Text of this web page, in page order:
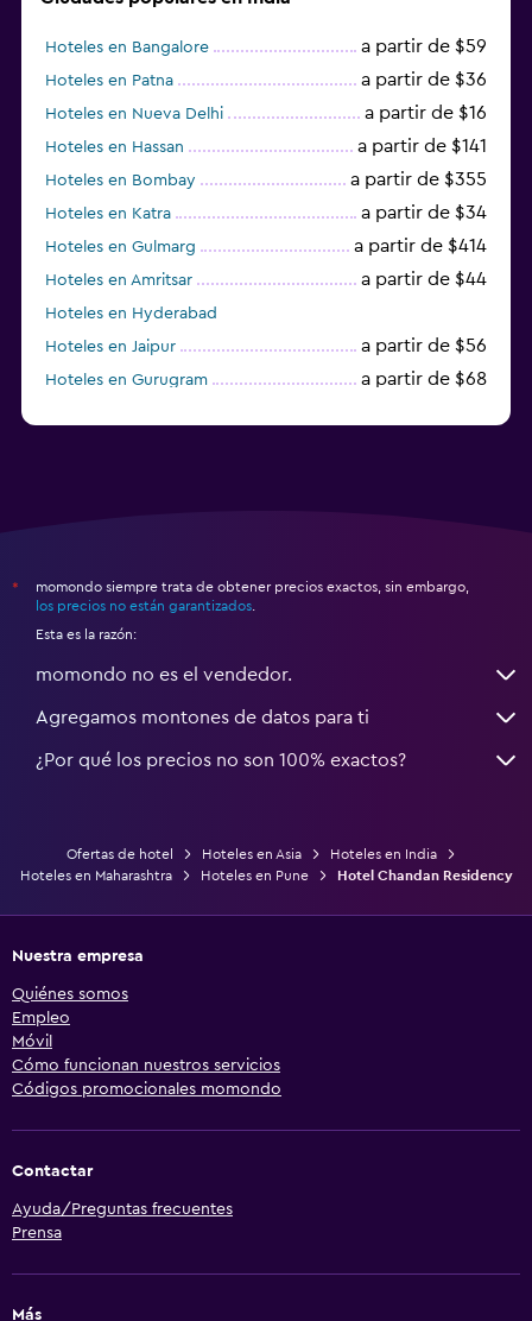
Hoteles en Bangalore a partir de $59
Hoteles en Patna a partir de $36
Hoteles en Nueva Delhi a partir de $16
Hoteles en Hassan a partir de $141
Hoteles en Bombay a partir de $355
Hoteles en Katra a partir de $34
Hoteles en Gulmarg a partir de $414
Hoteles en Amritsar a partir de $44
Hoteles en Hyderabad
Hoteles en Jaipur
a partir de $56
Hoteles en Gurugram a partir de $68
*
momondo siempre trata de obtener precios exactos, sin embargo,
los precios no están garantizados
Esta es la razón:
momondo no es el vendedor.
Agregamos montones de datos para ti
¿Por qué los precios no son 100% exactos?
Ofertas de hotel Hoteles en Asia
Hoteles en India
Hoteles en Maharashtra
Hoteles en Pune Hotel Chandan Residency
Nuestra empresa
Quiénes somos
Empleo
Móvil
Cómo funcionan nuestros servicios
Códigos promocionales momondo
Contactar
Ayuda/Preguntas frecuentes
Prensa
Más